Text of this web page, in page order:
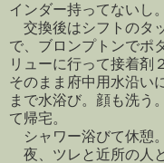
インダー持ってないし。
交換後はシフトのタ
で、ブロンプトンでポ
リューに行って接着剤
そのまま府中用水沿い
まで水浴び。顔も洗う
て帰宅。
シャワー浴びて休憩。
夜、ツレと近所の人